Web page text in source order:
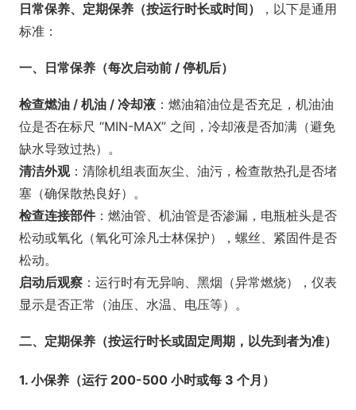
日常保养、定期保养（按运行时长或时间）
，以下是通用
标准：
一、日常保养（每次启动前 / 停机后）
检查燃油 / 机油 / 冷却液 ：燃油箱油位是否充足，机油油
位是否在标尺 “MIN-MAX” 之间，冷却液是否加满（避免
缺水导致过热）。
清洁外观：清除机组表面灰尘、油污，检查散热孔是否堵
塞（确保散热良好）。
检查连接部件：燃油管、机油管是否渗漏，电瓶桩头是否
松动或氧化（氧化可涂凡士林保护），螺丝、紧固件是否
松动。
启动后观察 ：运行时有无异响、黑烟（异常燃烧），仪表
显示是否正常（油压、水温、电压等）。
二、定期保养（按运行时长或固定周期，以先到者为准）
1. 小保养（运行 200-500 小时或每 3 个月）